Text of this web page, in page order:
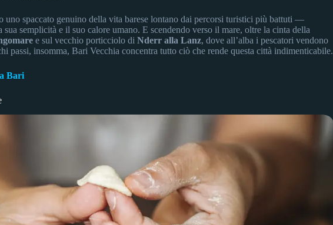
spaccato genuino della vita barese lontano dai percorsi turistici più battuti —
sua semplicità e il suo calore umano. E scendendo verso il mare, oltre la cinta della
e sul vecchio porticciolo di Nderr alla Lanz, dove all’alba i pescatori vendono
passi, insomma, Bari Vecchia concentra tutto ciò che rende questa città indimenticabile.
Bari